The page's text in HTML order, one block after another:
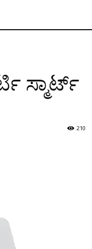
ಸ್ಮಾರ್ಟ್
210